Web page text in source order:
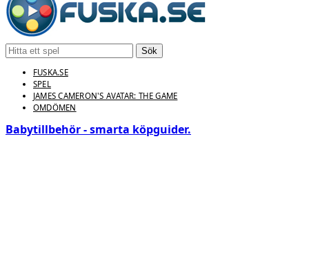
Sök
FUSKA.SE
SPEL
JAMES CAMERON'S AVATAR: THE GAME
OMDÖMEN
Babytillbehör - smarta köpguider.